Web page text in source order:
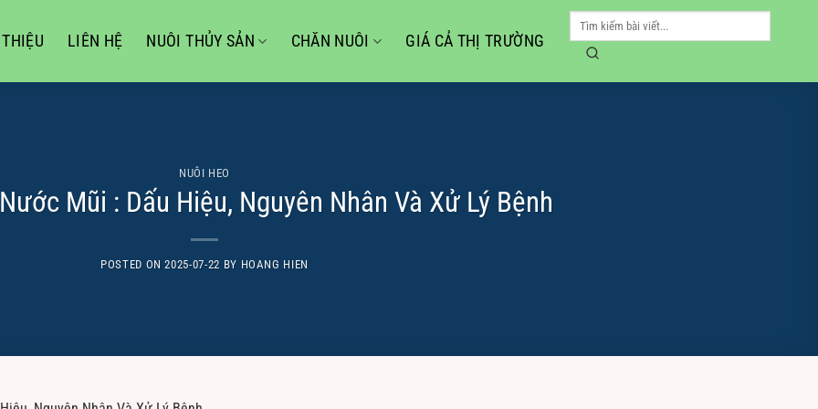
LIÊN HỆ NUÔI THỦY SẢN CHĂN NUÔI GIÁ CẢ THỊ TRƯỜNG
NUÔI HEO
Mũi : Dấu Hiệu, Nguyên Nhân Và Xử Lý Bệnh
POSTED ON2025-07-22 BY HOANG HIEN